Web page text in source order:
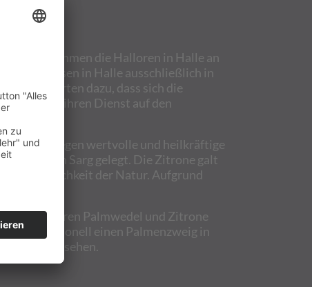
übernahmen die Halloren in Halle an
in Halle ausschließlich in
führten dazu, dass sich die
Halloren ihren Dienst auf den
hingegen wertvolle und heilkräftige
mit in den Sarg gelegt. Die Zitrone galt
der Natur. Aufgrund
der Halloren Palmwedel und Zitrone
traditionell einen Palmenzweig in
selten zu sehen.